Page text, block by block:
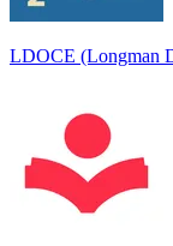
LDOCE (Longman